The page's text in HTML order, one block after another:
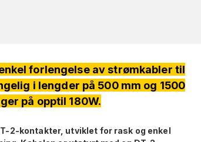
forlengelse av strømkabler til
i lengder på 500 mm og 1500
på opptil 180W.
2-kontakter, utviklet for rask og enkel